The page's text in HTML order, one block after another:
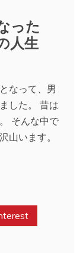
った
人生
なって、男
した。 昔は
そんな中で
山います。